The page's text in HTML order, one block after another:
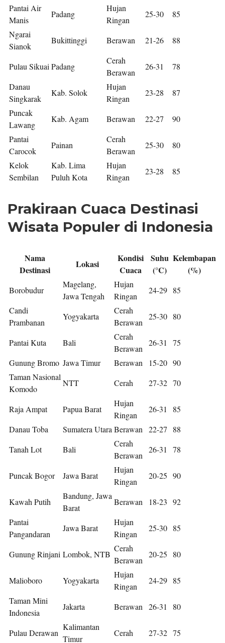
Pantai Air
Manis
Padang
Hujan
Ringan
25-30
85
Ngarai
Sianok
Bukittinggi Berawan 21-26 88
Pulau Sikuai Padang
Cerah
Berawan
26-31
78
Danau
Singkarak
Kab. Solok
Hujan
Ringan
23-28
87
Puncak
Lawang
Kab. Agam Berawan 22-27
90
Pantai
Carocok
Painan
Cerah
Berawan
25-30
80
Kelok
Sembilan
Kab. Lima
Puluh Kota
Hujan
Ringan
23-28 85
Prakiraan Cuaca Destinasi
Wisata Populer di Indonesia
Nama
Destinasi
Lokasi
Kondisi
Cuaca
Suhu
(°C)
Kelembapan
(%)
Borobudur
Magelang,
Jawa Tengah
Hujan
Ringan
24-29 85
Candi
Prambanan
Yogyakarta
Cerah
Berawan
25-30 80
Pantai Kuta Bali
Cerah
Berawan
26-31
75
Gunung Bromo Jawa Timur Berawan 15-20 90
Taman Nasional
Komodo
NTT Cerah 27-32 70
Raja Ampat Papua Barat
Hujan
Ringan
26-31
85
Danau Toba
Sumatera Utara Berawan 22-27
88
Tanah Lot
Bali
Cerah
Berawan
26-31 78
Puncak Bogor Jawa Barat
Hujan
Ringan
20-25 90
Kawah Putih
Bandung, Jawa
Barat
Berawan 18-23 92
Pantai
Pangandaran
Jawa Barat
Hujan
Ringan
25-30 85
Gunung Rinjani Lombok, NTB
Cerah
Berawan
20-25 80
Malioboro Yogyakarta
Hujan
Ringan
24-29 85
Taman Mini
Indonesia
Jakarta Berawan 26-31 80
Pulau Derawan
Kalimantan
Timur
Cerah 27-32 75